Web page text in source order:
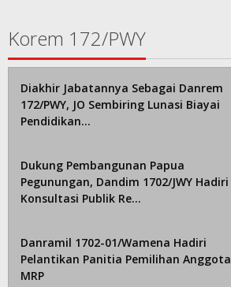
Korem 172/PWY
Diakhir Jabatannya Sebagai Danrem
172/PWY, JO Sembiring Lunasi Biayai
Pendidikan…
Dukung Pembangunan Papua
Pegunungan, Dandim 1702/JWY Hadiri
Konsultasi Publik Re…
Danramil 1702-01/Wamena Hadiri
Pelantikan Panitia Pemilihan Anggota
MRP